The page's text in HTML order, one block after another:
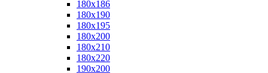
180x186
180x190
180x195
180x200
180x210
180x220
190x200